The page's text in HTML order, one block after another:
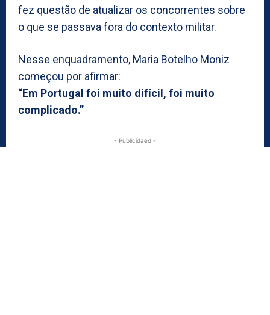
fez questão de atualizar os concorrentes sobre
o que se passava fora do contexto militar.
Nesse enquadramento, Maria Botelho Moniz
começou por afirmar:
“Em Portugal foi muito difícil, foi muito
complicado.”
- Publicidaed -